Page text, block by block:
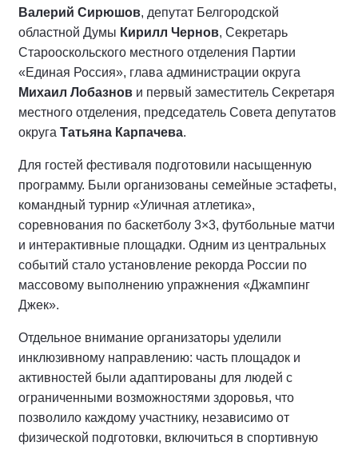
Валерий Сирюшов, депутат Белгородской
областной Думы Кирилл Чернов, Секретарь
Старооскольского местного отделения Партии
«Единая Россия», глава администрации округа
Михаил Лобазнов и первый заместитель Секретаря
местного отделения, председатель Совета депутатов
округа Татьяна Карпачева.
Для гостей фестиваля подготовили насыщенную
программу. Были организованы семейные эстафеты,
командный турнир «Уличная атлетика»,
соревнования по баскетболу 3×3, футбольные матчи
и интерактивные площадки. Одним из центральных
событий стало установление рекорда России по
массовому выполнению упражнения «Джампинг
Джек».
Отдельное внимание организаторы уделили
инклюзивному направлению: часть площадок и
активностей были адаптированы для людей с
ограниченными возможностями здоровья, что
позволило каждому участнику, независимо от
физической подготовки, включиться в спортивную